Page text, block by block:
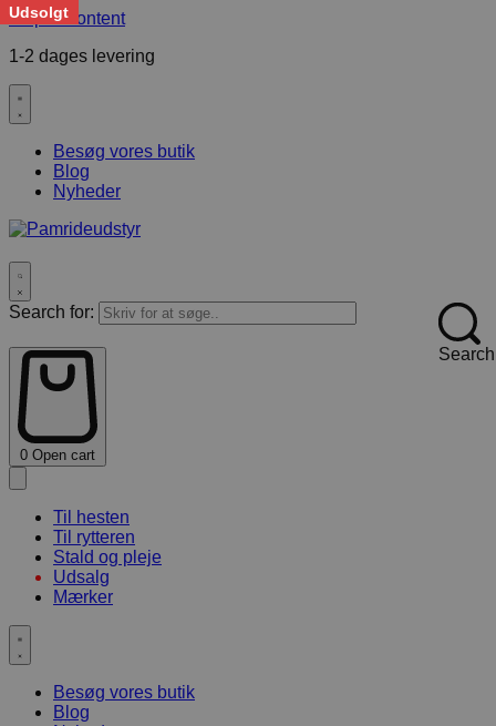
Skip to content
1-2 dages levering
Besøg vores butik
Blog
Nyheder
Search for:
Search
0 Open cart
Til hesten
Til rytteren
Stald og pleje
Udsalg
Mærker
Besøg vores butik
Blog
Udsolgt